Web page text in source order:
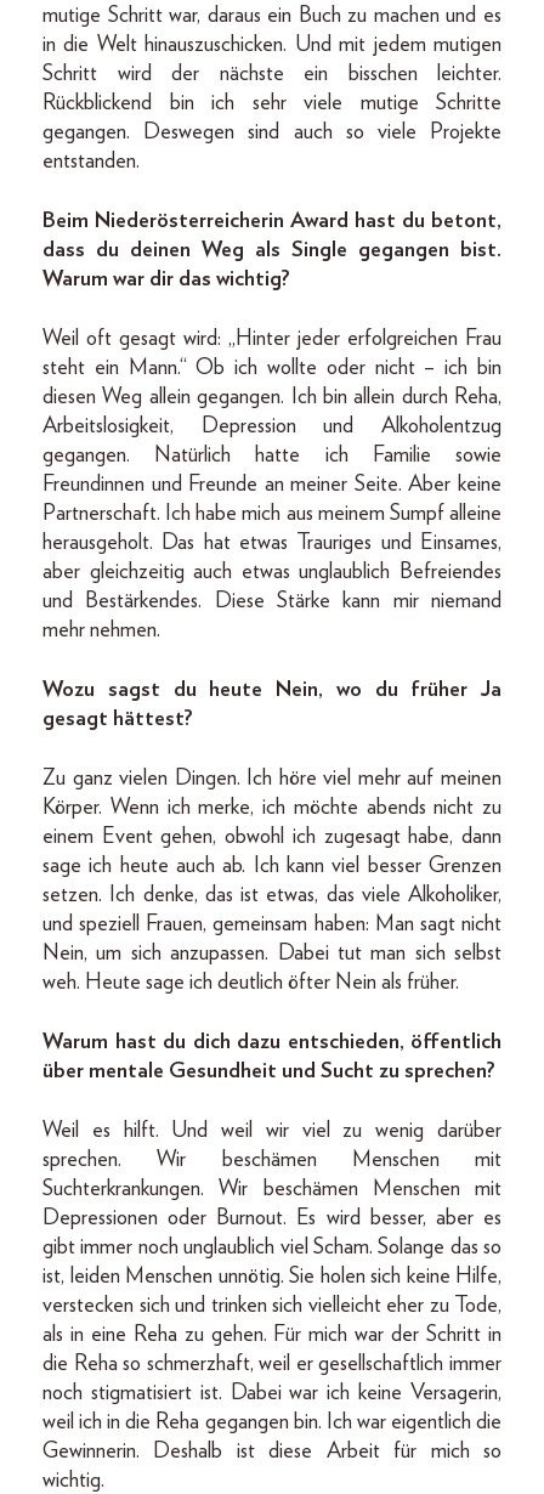
mutige Schritt war, daraus ein Buch zu machen und es
in die Welt hinauszuschicken. Und mit jedem mutigen
Schritt wird der nächste ein bisschen leichter.
Rückblickend bin ich sehr viele mutige Schritte
gegangen. Deswegen sind auch so viele Projekte
entstanden.
Beim Niederösterreicherin Award hast du betont,
dass du deinen Weg als Single gegangen bist.
Warum war dir das wichtig?
Weil oft gesagt wird: „Hinter jeder erfolgreichen Frau
steht ein Mann.“ Ob ich wollte oder nicht – ich bin
diesen Weg allein gegangen. Ich bin allein durch Reha,
Arbeitslosigkeit, Depression und Alkoholentzug
gegangen. Natürlich hatte ich Familie sowie
Freundinnen und Freunde an meiner Seite. Aber keine
Partnerschaft. Ich habe mich aus meinem Sumpf alleine
herausgeholt. Das hat etwas Trauriges und Einsames,
aber gleichzeitig auch etwas unglaublich Befreiendes
und Bestärkendes. Diese Stärke kann mir niemand
mehr nehmen.
Wozu sagst du heute Nein, wo du früher Ja
gesagt hättest?
Zu ganz vielen Dingen. Ich höre viel mehr auf meinen
Körper. Wenn ich merke, ich möchte abends nicht zu
einem Event gehen, obwohl ich zugesagt habe, dann
sage ich heute auch ab. Ich kann viel besser Grenzen
setzen. Ich denke, das ist etwas, das viele Alkoholiker,
und speziell Frauen, gemeinsam haben: Man sagt nicht
Nein, um sich anzupassen. Dabei tut man sich selbst
weh. Heute sage ich deutlich öfter Nein als früher.
Warum hast du dich dazu entschieden, öffentlich
über mentale Gesundheit und Sucht zu sprechen?
Weil es hilft. Und weil wir viel zu wenig darüber
sprechen. Wir beschämen Menschen mit
Suchterkrankungen. Wir beschämen Menschen mit
Depressionen oder Burnout. Es wird besser, aber es
gibt immer noch unglaublich viel Scham. Solange das so
ist, leiden Menschen unnötig. Sie holen sich keine Hilfe,
verstecken sich und trinken sich vielleicht eher zu Tode,
als in eine Reha zu gehen. Für mich war der Schritt in
die Reha so schmerzhaft, weil er gesellschaftlich immer
noch stigmatisiert ist. Dabei war ich keine Versagerin,
weil ich in die Reha gegangen bin. Ich war eigentlich die
Gewinnerin. Deshalb ist diese Arbeit für mich so
wichtig.